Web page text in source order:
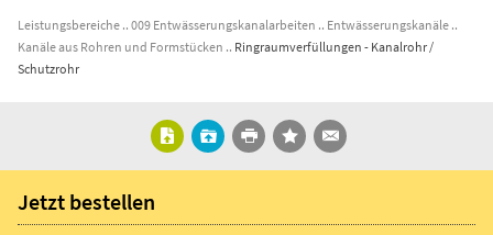
Leistungsbereiche 009 Entwässerungskanalarbeiten
Entwässerungskanäle
Kanäle aus Rohren und Formstücken
Ringraumverfüllungen - Kanalrohr /
Schutzrohr
Jetzt bestellen